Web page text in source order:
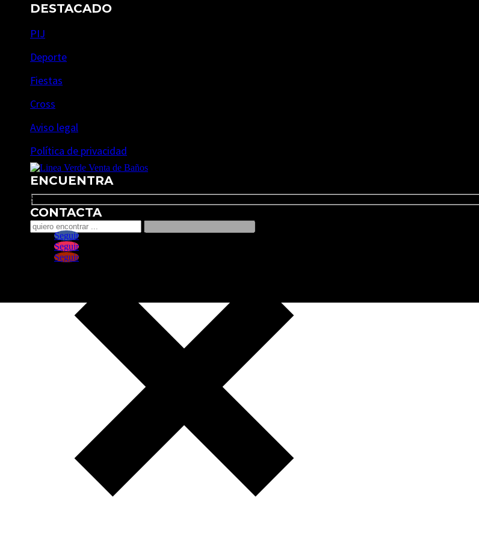
DESTACADO
PIJ
Deporte
Fiestas
Cross
Aviso legal
Política de privacidad
ENCUENTRA
Search
CONTACTA
Seguir
Seguir
Seguir